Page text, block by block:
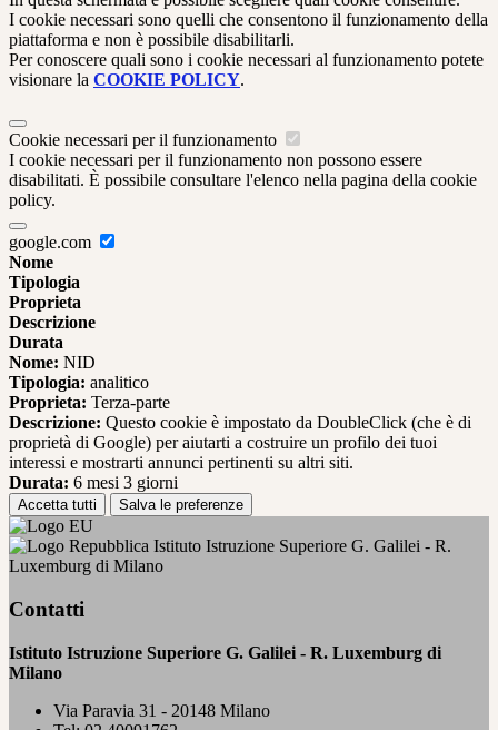
I cookie necessari sono quelli che consentono il funzionamento della
piattaforma e non è possibile disabilitarli.
Per conoscere quali sono i cookie necessari al funzionamento potete
visionare la COOKIE POLICY.
Cookie necessari per il funzionamento
I cookie necessari per il funzionamento non possono essere
disabilitati. È possibile consultare l'elenco nella pagina della cookie
policy.
google.com
Nome
Tipologia
Proprieta
Descrizione
Durata
Nome: NID
Tipologia: analitico
Proprieta: Terza-parte
Descrizione: Questo cookie è impostato da DoubleClick (che è di
proprietà di Google) per aiutarti a costruire un profilo dei tuoi
interessi e mostrarti annunci pertinenti su altri siti.
Durata: 6 mesi 3 giorni
Accetta tutti Salva le preferenze
Istituto Istruzione Superiore G. Galilei - R.
Luxemburg di Milano
Contatti
Istituto Istruzione Superiore G. Galilei - R. Luxemburg di
Milano
Via Paravia 31 - 20148 Milano